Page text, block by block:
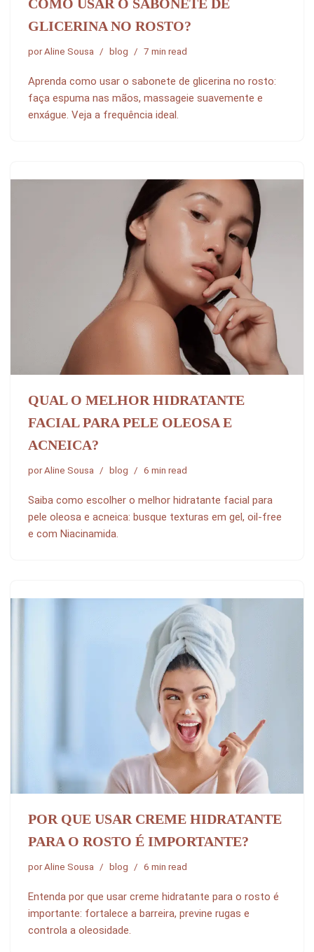
COMO USAR O SABONETE DE
GLICERINA NO ROSTO?
porAline Sousa blog 7 min read
Aprenda como usar o sabonete de glicerina no rosto:
faça espuma nas mãos, massageie suavemente e
enxágue. Veja a frequência ideal.
QUAL O MELHOR HIDRATANTE
FACIAL PARA PELE OLEOSA E
ACNEICA?
porAline Sousa blog 6 min read
Saiba como escolher o melhor hidratante facial para
pele oleosa e acneica: busque texturas em gel, oil-free
e com Niacinamida.
POR QUE USAR CREME HIDRATANTE
PARA O ROSTO É IMPORTANTE?
porAline Sousa blog 6 min read
Entenda por que usar creme hidratante para o rosto é
importante: fortalece a barreira, previne rugas e
controla a oleosidade.